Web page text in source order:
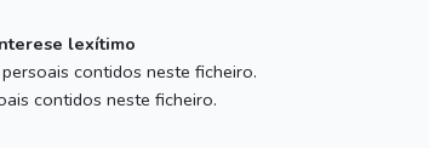
lexítimo
contidos neste ficheiro.
contidos neste ficheiro.